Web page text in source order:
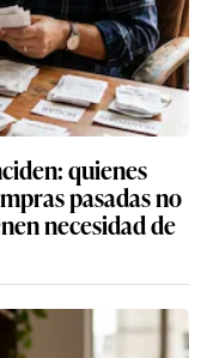
quienes
pasadas no
necesidad de